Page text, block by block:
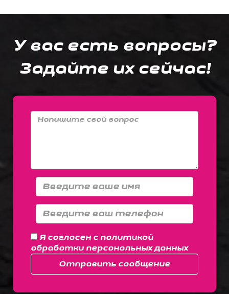
У вас есть вопросы?
Задайте их сейчас!
Я согласен с политикой
обработки персональных данных
Отправить сообщение